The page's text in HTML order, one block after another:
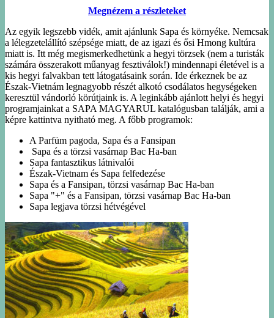
Megnézem a részleteket
Az egyik legszebb vidék, amit ajánlunk Sapa és környéke. Nemcsak
a lélegzetelállító szépsége miatt, de az igazi és ősi Hmong kultúra
miatt is. Itt még megismerkedhetünk a hegyi törzsek (nem a turisták
számára összerakott műanyag fesztiválok!) mindennapi életével is a
kis hegyi falvakban tett látogatásaink során. Ide érkeznek be az
Észak-Vietnám legnagyobb részét alkotó csodálatos hegységeken
keresztül vándorló körútjaink is. A leginkább ajánlott helyi és hegyi
programjainkat a SAPA MAGYARUL katalógusban találják, ami a
képre kattintva nyitható meg. A főbb programok:
A Parfüm pagoda, Sapa és a Fansipan
Sapa és a törzsi vasárnap Bac Ha-ban
Sapa fantasztikus látnivalói
Észak-Vietnam és Sapa felfedezése
Sapa és a Fansipan, törzsi vasárnap Bac Ha-ban
Sapa "+" és a Fansipan, törzsi vasárnap Bac Ha-ban
Sapa legjava törzsi hétvégével